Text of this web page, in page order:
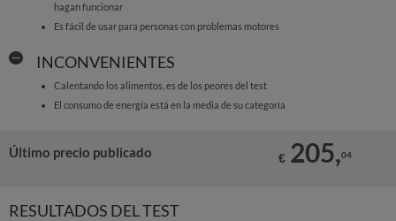
hagan funcionar
Es fácil de usar para personas con problemas motores
INCONVENIENTES
Calentando los alimentos, es de los peores del test
El consumo de energía está en la media de su categoría
Último precio publicado € 205,04
RESULTADOS DEL TEST